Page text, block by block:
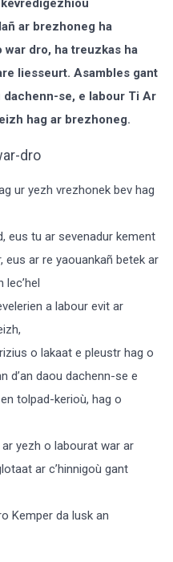
ar brezhoneg ha
dro, ha treuzkas ha
liesseurt. Asambles gant
dachenn-se, e labour Ti Ar
hag ar brezhoneg.
dro
ur yezh vrezhonek bev hag
eus tu ar sevenadur kement
eus ar re yaouankañ betek ar
lec’hel
a labour evit ar
o lakaat e pleustr hag o
d’an daou dachenn-se e
tolpad-kerioù, hag o
yezh o labourat war ar
ar c’hinnigoù gant
Kemper da lusk an